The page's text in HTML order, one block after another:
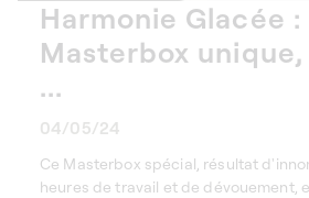
Harmonie Glacée :
Masterbox
...
04/05/24
Ce Masterbox spécial, résultat
heures de travail et de dévouement,